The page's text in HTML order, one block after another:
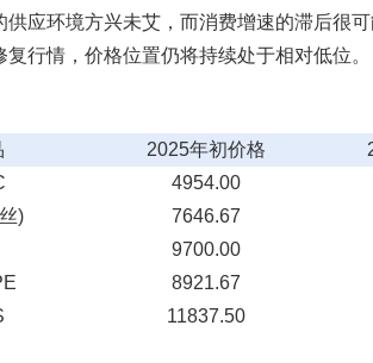
供应环境方兴未艾，而消费增速的滞后很
行情，价格位置仍将持续处于相对低位。
2025年初价格
4954.00
)
7646.67
9700.00
8921.67
11837.50